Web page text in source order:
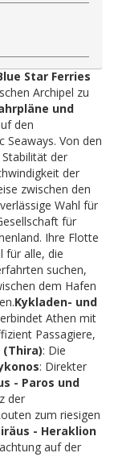
Star Ferries
Archipel zu
und
den
Seaways. Von den
der
der
zwischen den
Wahl für
für
Ihre Flotte
für alle, die
suchen,
dem Hafen
Kykladen- und
Athen mit
Passagiere,
(Thira): Die
: Direkter
- Paros und
der
zum riesigen
- Heraklion
auf der